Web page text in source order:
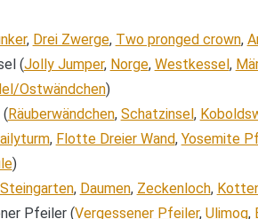
, Drei Zwerge, Two pronged crown,
(Jolly Jumper, Norge, Westkessel,
Ostwändchen)
(Räuberwändchen, Schatzinsel,
, Flotte Dreier Wand, Yosemite
)
Steingarten, Daumen, Zeckenloch,
Pfeiler (Vergessener Pfeiler, Ulimog,